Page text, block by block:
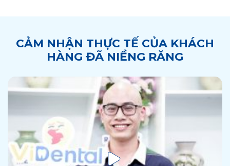
CẢM NHẬN THỰC TẾ CỦA KHÁCH
HÀNG ĐÃ NIỀNG RĂNG